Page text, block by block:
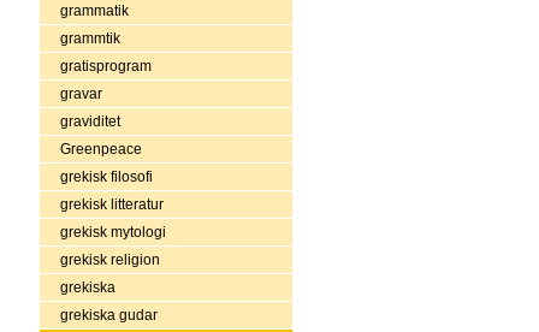
grammatik
grammtik
gratisprogram
gravar
graviditet
Greenpeace
grekisk filosofi
grekisk litteratur
grekisk mytologi
grekisk religion
grekiska
grekiska gudar